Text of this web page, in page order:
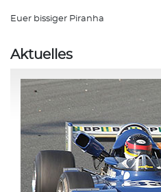
Euer bissiger Piranha
Aktuelles